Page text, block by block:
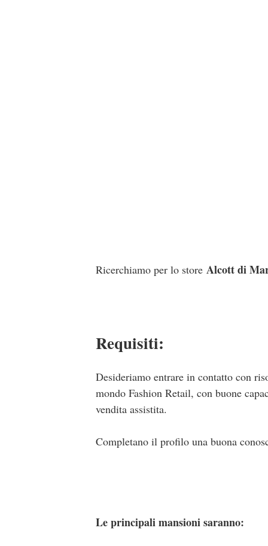
Ricerchiamo per lo store Alcott di
Requisiti:
Desideriamo entrare in contatto con
mondo Fashion Retail, con buone
vendita assistita.
Completano il profilo una buona
Le principali mansioni saranno: